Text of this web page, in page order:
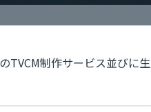
TVCM制作サービス並びに生